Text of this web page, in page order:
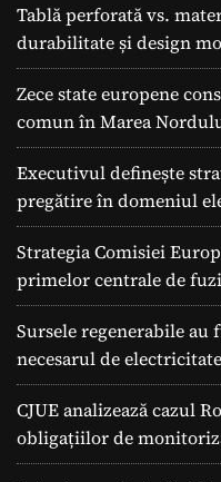
Tablă perforată vs.
durabilitate și design
Zece state europene
comun în Marea
Executivul definește
pregătire în domeniul
Strategia Comisiei
primelor centrale de
Sursele regenerabile au
necesarul de
CJUE analizează cazul
obligațiilor de